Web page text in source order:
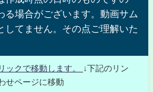
る場合がございます。動画サム
してません。その点ご理解いた
ックで移動します。
↓下記のリン
せページに移動